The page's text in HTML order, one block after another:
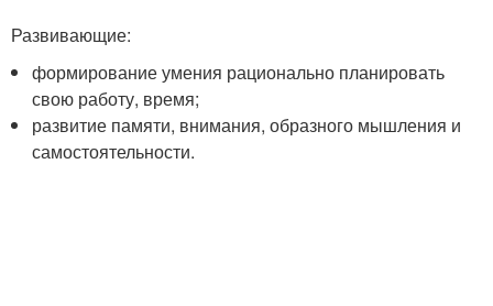
Развивающие:
формирование умения рационально планировать
свою работу, время;
развитие памяти, внимания, образного мышления и
самостоятельности.